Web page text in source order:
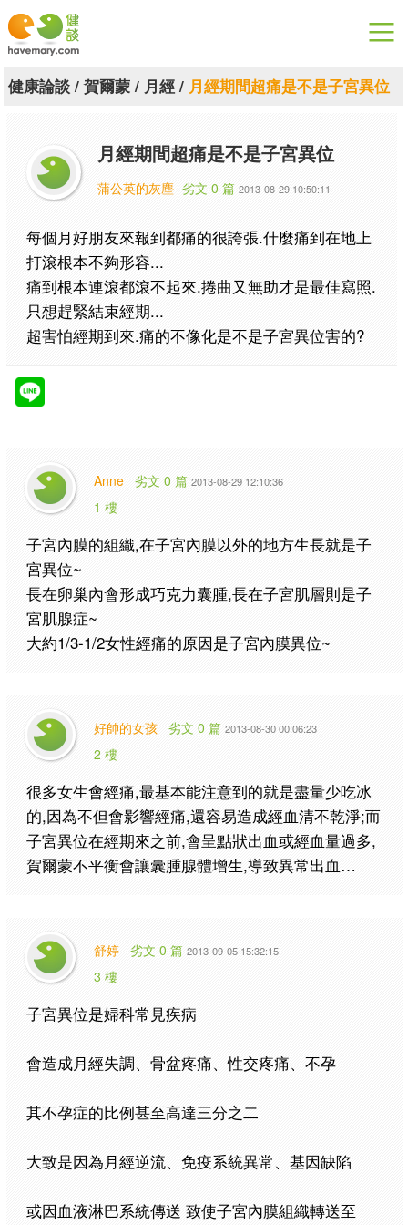
漫漫健康
關於健談
聯絡我們
下載專區
健康論談/賀爾蒙/ 月經/ 月經期間超痛是不是子宮異位
月經期間超痛是不是子宮異位
蒲公英的灰塵 劣文 0 篇 2013-08-29 10:50:11
每個月好朋友來報到都痛的很誇張.什麼痛到在地上
打滾根本不夠形容...
痛到根本連滾都滾不起來.捲曲又無助才是最佳寫照.
只想趕緊結束經期...
超害怕經期到來.痛的不像化是不是子宮異位害的?
Anne 劣文 0 篇 2013-08-29 12:10:36
1 樓
子宮內膜的組織,在子宮內膜以外的地方生長就是子
宮異位~
長在卵巢內會形成巧克力囊腫,長在子宮肌層則是子
宮肌腺症~
大約1/3-1/2女性經痛的原因是子宮內膜異位~
好帥的女孩 劣文 0 篇 2013-08-30 00:06:23
2 樓
很多女生會經痛,最基本能注意到的就是盡量少吃冰
的,因為不但會影響經痛,還容易造成經血清不乾淨;而
子宮異位在經期來之前,會呈點狀出血或經血量過多,
賀爾蒙不平衡會讓囊腫腺體增生,導致異常出血…
舒婷 劣文 0 篇 2013-09-05 15:32:15
3 樓
子宮異位是婦科常見疾病
會造成月經失調、骨盆疼痛、性交疼痛、不孕
其不孕症的比例甚至高達三分之二
大致是因為月經逆流、免疫系統異常、基因缺陷
或因血液淋巴系統傳送 致使子宮內膜組織轉送至